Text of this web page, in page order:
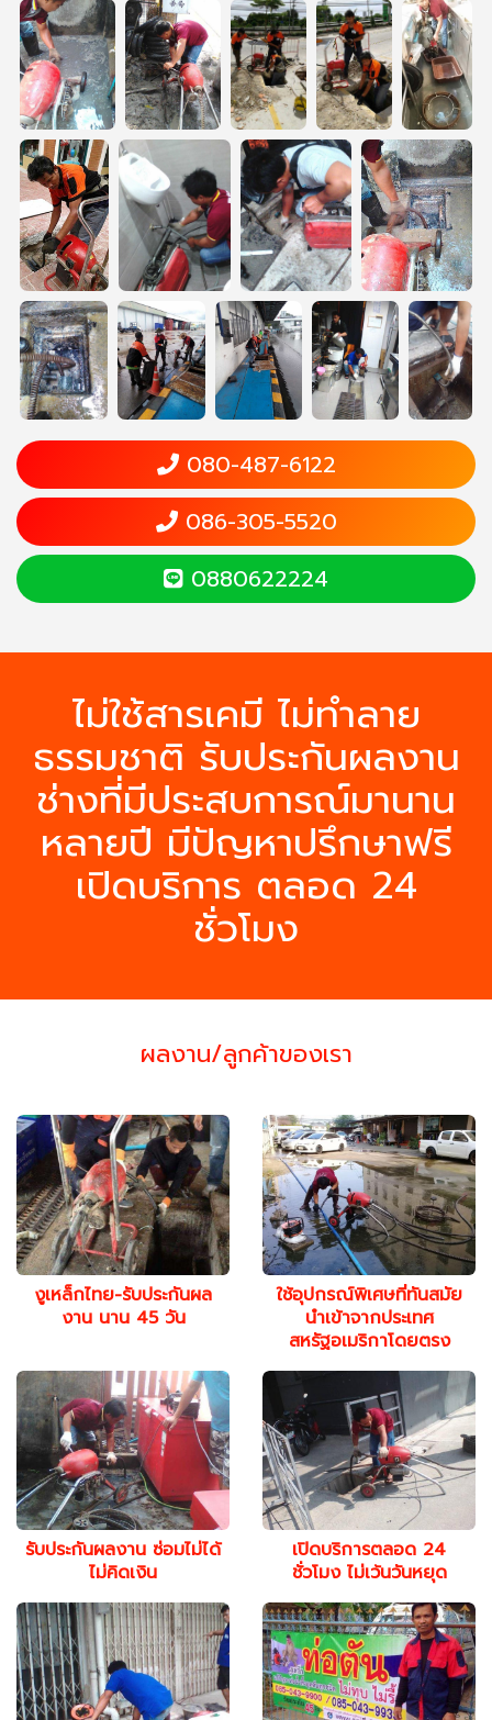
080-487-6122
086-305-5520
0880622224
ไม่ใช้สารเคมี ไม่ทำลาย
ธรรมชาติ รับประกันผลงาน
ช่างที่มีประสบการณ์มานาน
หลายปี มีปัญหาปรึกษาฟรี
เปิดบริการ ตลอด 24
ชั่วโมง
ผลงาน/ลูกค้าของเรา
งูเหล็กไทย-รับประกันผล
งาน นาน 45 วัน
ใช้อุปกรณ์พิเศษที่ทันสมัย
นำเข้าจากประเทศ
สหรัฐอเมริกาโดยตรง
รับประกันผลงาน ซ่อมไม่ได้
ไม่คิดเงิน
เปิดบริการตลอด 24
ชั่วโมง ไม่เว้นวันหยุด